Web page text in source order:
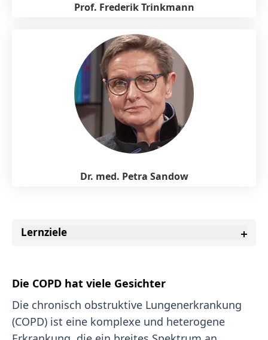
Prof. Frederik Trinkmann
Dr. med. Petra Sandow
Lernziele
Die COPD hat viele Gesichter
Die chronisch obstruktive Lungenerkrankung
(COPD) ist eine komplexe und heterogene